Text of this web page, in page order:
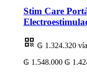
Stim Care
₲ 1.324.320
₲ 1.548.000 ₲